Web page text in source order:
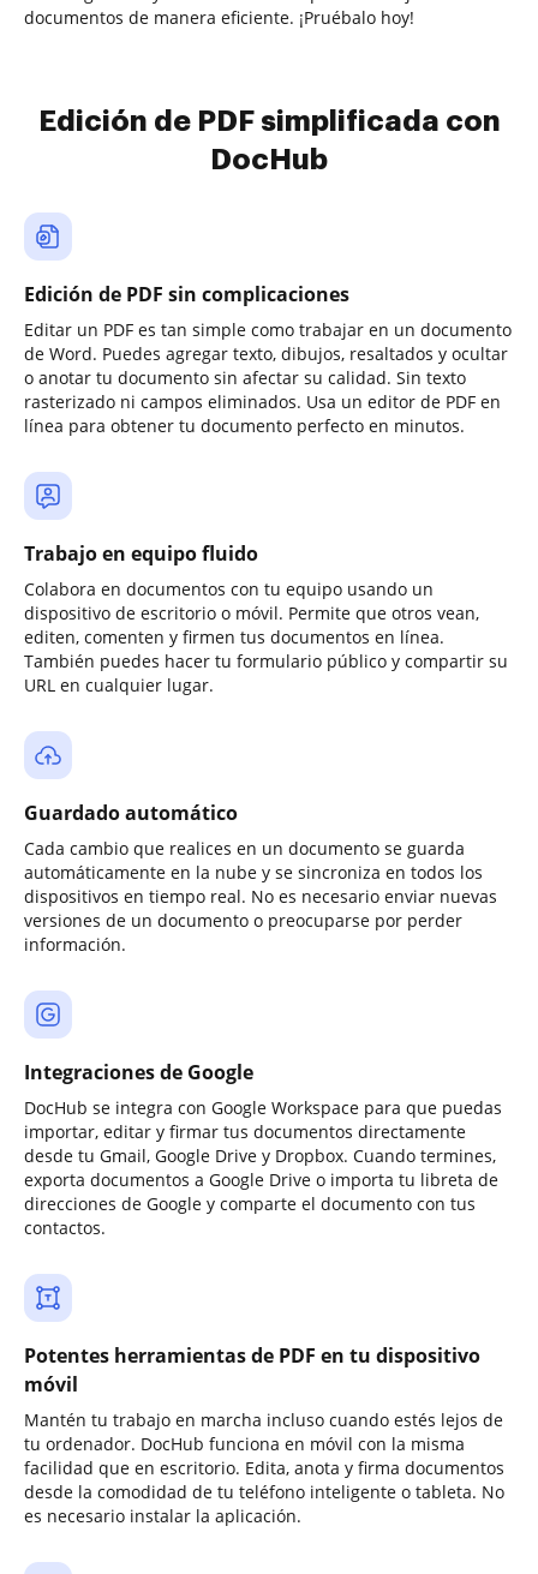
documentos de manera eficiente. ¡Pruébalo hoy!
Edición de PDF simplificada con
DocHub
Edición de PDF sin complicaciones
Editar un PDF es tan simple como trabajar en un documento
de Word. Puedes agregar texto, dibujos, resaltados y ocultar
o anotar tu documento sin afectar su calidad. Sin texto
rasterizado ni campos eliminados. Usa un editor de PDF en
línea para obtener tu documento perfecto en minutos.
Trabajo en equipo fluido
Colabora en documentos con tu equipo usando un
dispositivo de escritorio o móvil. Permite que otros vean,
editen, comenten y firmen tus documentos en línea.
También puedes hacer tu formulario público y compartir su
URL en cualquier lugar.
Guardado automático
Cada cambio que realices en un documento se guarda
automáticamente en la nube y se sincroniza en todos los
dispositivos en tiempo real. No es necesario enviar nuevas
versiones de un documento o preocuparse por perder
información.
Integraciones de Google
DocHub se integra con Google Workspace para que puedas
importar, editar y firmar tus documentos directamente
desde tu Gmail, Google Drive y Dropbox. Cuando termines,
exporta documentos a Google Drive o importa tu libreta de
direcciones de Google y comparte el documento con tus
contactos.
Potentes herramientas de PDF en tu dispositivo
móvil
Mantén tu trabajo en marcha incluso cuando estés lejos de
tu ordenador. DocHub funciona en móvil con la misma
facilidad que en escritorio. Edita, anota y firma documentos
desde la comodidad de tu teléfono inteligente o tableta. No
es necesario instalar la aplicación.